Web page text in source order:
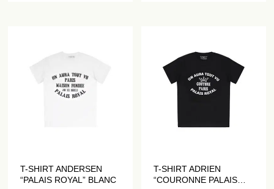
T-SHIRT ANDERSEN
“PALAIS ROYAL” BLANC
T-SHIRT ADRIEN
“COURONNE PALAIS